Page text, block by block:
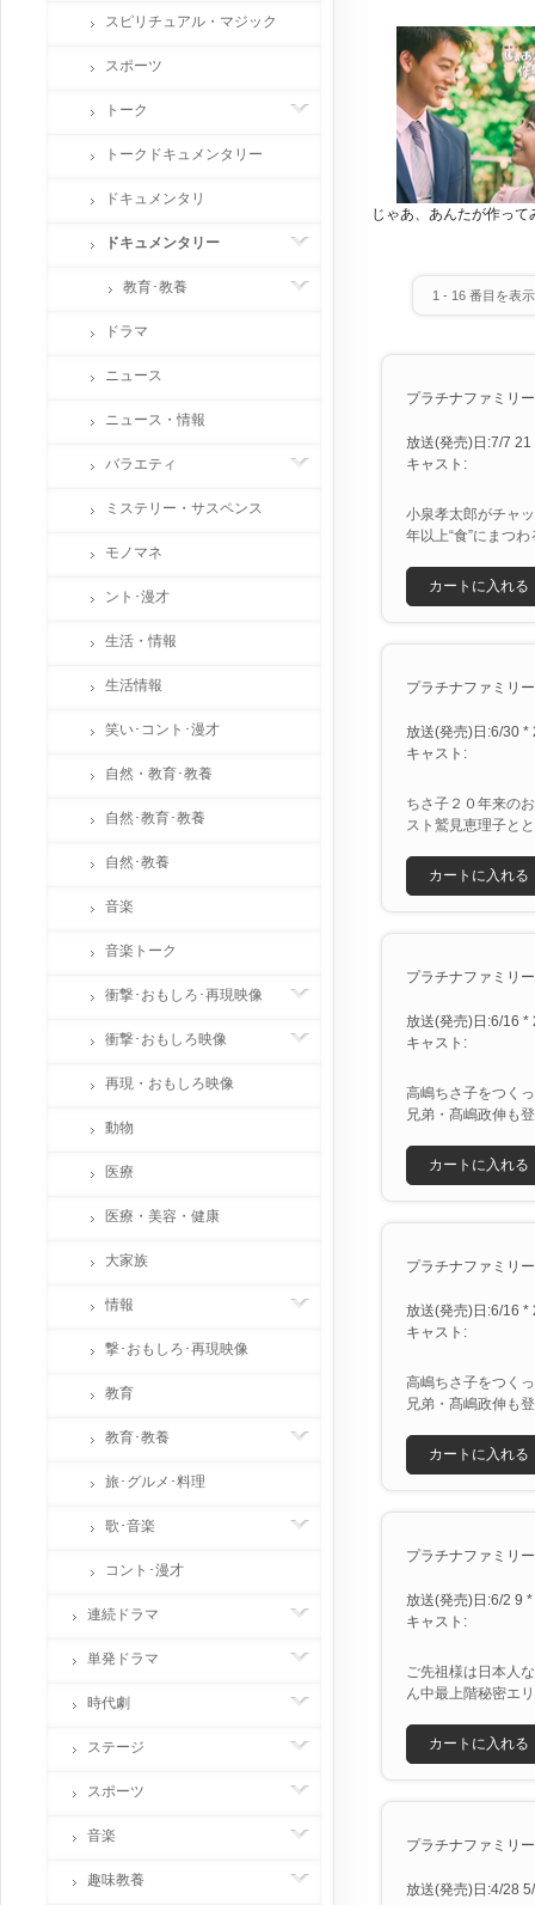
じゃあ、あんたが作っ
1 - 16 番目を表
プラチナファミリ
放送(発売)日:7/7
キャスト:
小泉孝太郎がチャ
年以上“食”にまつ
カートに入れる
プラチナファミリ
放送(発売)日:6/30 *
キャスト:
ちさ子２０年来の
スト鷲見恵理子と
カートに入れる
プラチナファミリ
放送(発売)日:6/16 *
キャスト:
高嶋ちさ子をつく
兄弟・髙嶋政伸も
カートに入れる
プラチナファミリ
放送(発売)日:6/16 *
キャスト:
高嶋ちさ子をつく
兄弟・髙嶋政伸も
カートに入れる
プラチナファミリ
放送(発売)日:6/2 9
キャスト:
ご先祖様は日本人
ん中最上階秘密エ
カートに入れる
プラチナファミリ
放送(発売)日:4/28
スピリチュアル・マジック
スポーツ
トーク
トークドキュメンタリー
ドキュメンタリ
ドキュメンタリー
教育･教養
ドラマ
ニュース
ニュース・情報
バラエティ
ミステリー・サスペンス
モノマネ
ント･漫才
生活・情報
生活情報
笑い･コント･漫才
自然・教育･教養
自然･教育･教養
自然･教養
音楽
音楽トーク
衝撃･おもしろ･再現映像
衝撃･おもしろ映像
再現・おもしろ映像
動物
医療
医療・美容・健康
大家族
情報
撃･おもしろ･再現映像
教育
教育･教養
旅･グルメ･料理
歌･音楽
コント･漫才
連続ドラマ
単発ドラマ
時代劇
ステージ
スポーツ
音楽
趣味教養